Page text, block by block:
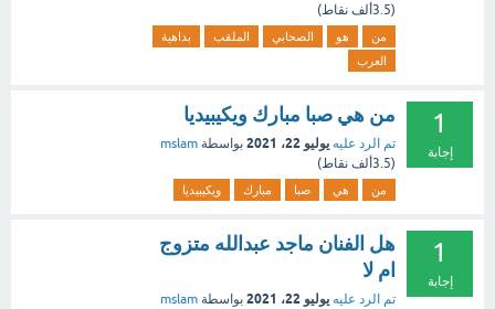
(3.5ألف نقاط)
من هو الصحابي الملقب
بداهية
العرب
1
إجابة
من هي صبا مبارك ويكيبيديا
تم الرد عليه يوليو 22، 2021 بواسطة mslam
(3.5ألف نقاط)
من هي صبا مبارك ويكيبيديا
1
إجابة
هل الفنان ماجد عبدالله متزوج
ام لا
تم الرد عليه يوليو 22، 2021 بواسطة mslam